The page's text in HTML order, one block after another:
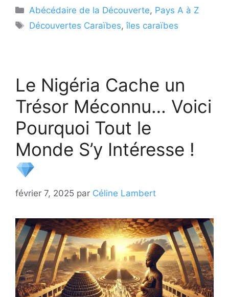
Catégories
Abécédaire de la Découverte, Pays A à Z
Étiquettes
Découvertes Caraïbes,îles caraïbes
Le Nigéria Cache un
Trésor Méconnu… Voici
Pourquoi Tout le
Monde S’y Intéresse !
février 7, 2025 par Céline Lambert